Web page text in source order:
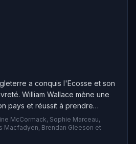
a conquis l'Ecosse et son
William Wallace mène une
pays et réussit à prendre
châteaux. Malheureusement,
soutiennent pas la cause de leur
deux reprises…
McCormack, Sophie Marceau,
Macfadyen, Brendan Gleeson et